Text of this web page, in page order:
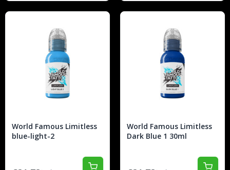
World Famous Limitless
blue-light-2
World Famous Limitless
Dark Blue 1 30ml